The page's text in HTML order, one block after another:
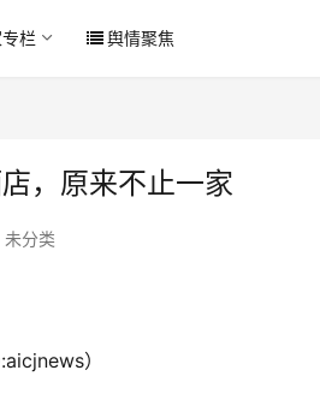
栏 舆情聚焦
，原来不止一家
未分类
）